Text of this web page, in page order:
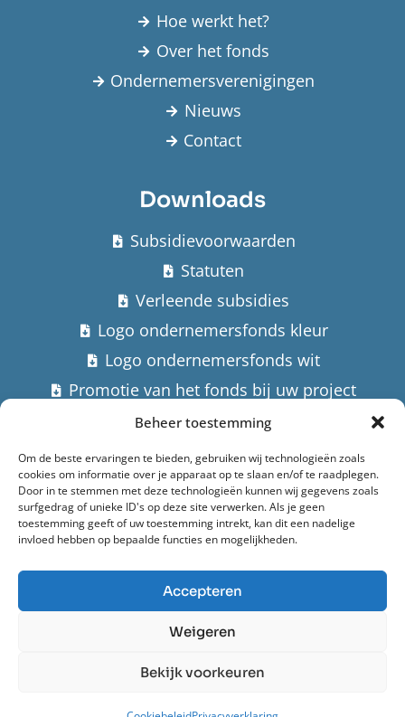
Beheer toestemming
Om de beste ervaringen te bieden, gebruiken wij technologieën zoals
cookies om informatie over je apparaat op te slaan en/of te raadplegen.
Door in te stemmen met deze technologieën kunnen wij gegevens zoals
surfgedrag of unieke ID's op deze site verwerken. Als je geen
toestemming geeft of uw toestemming intrekt, kan dit een nadelige
invloed hebben op bepaalde functies en mogelijkheden.
Accepteren
Weigeren
Bekijk voorkeuren
Hoe werkt het?
Over het fonds
Ondernemersverenigingen
Nieuws
Contact
Downloads
Subsidievoorwaarden
Statuten
Verleende subsidies
Logo ondernemersfonds kleur
Logo ondernemersfonds wit
Promotie van het fonds bij uw project
Contact
Stuur een email
Hoofdstraat 182,
9982 AK Uithuizermeeden
Ondernemersfonds Het Hogeland (2022)
Privacyverklaring
Powered by Anura